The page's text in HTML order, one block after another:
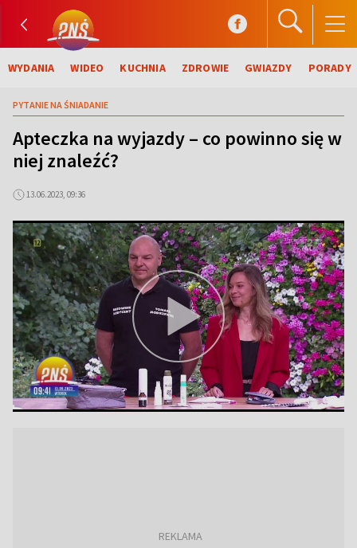
WYDANIA WIDEO KUCHNIA ZDROWIE GWIAZDY PORADY
PYTANIE NA ŚNIADANIE
Apteczka na wyjazdy – co powinno się w
niej znaleźć?
13.06.2023, 09:36